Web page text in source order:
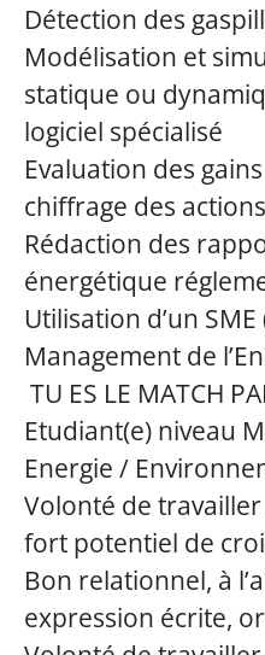
Détection des
Modélisation et
statique ou
logiciel spécialisé
Evaluation des
chiffrage des
Rédaction des
énergétique
Utilisation d’un
Management de
TU ES LE MATCH
Etudiant(e) niveau
Energie /
Volonté de
fort potentiel de
Bon relationnel, à
expression écrite,